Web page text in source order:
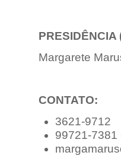
Margarete
CONTATO:
3621-9712
99721-7381